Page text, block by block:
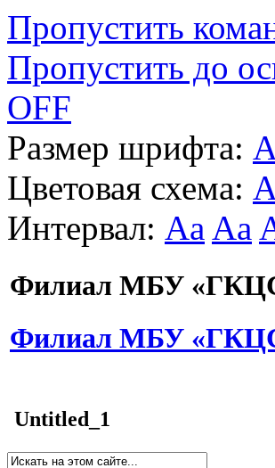
Пропустить
Пропустить до
OFF
Размер шрифта: A
Цветовая схема: A
Интервал: Aa Aa
Филиал МБУ
Филиал МБУ
Untitled_1